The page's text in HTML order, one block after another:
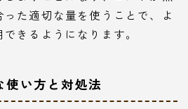
た適切な量を使うことで、よ
きるようになります。
使い方と対処法